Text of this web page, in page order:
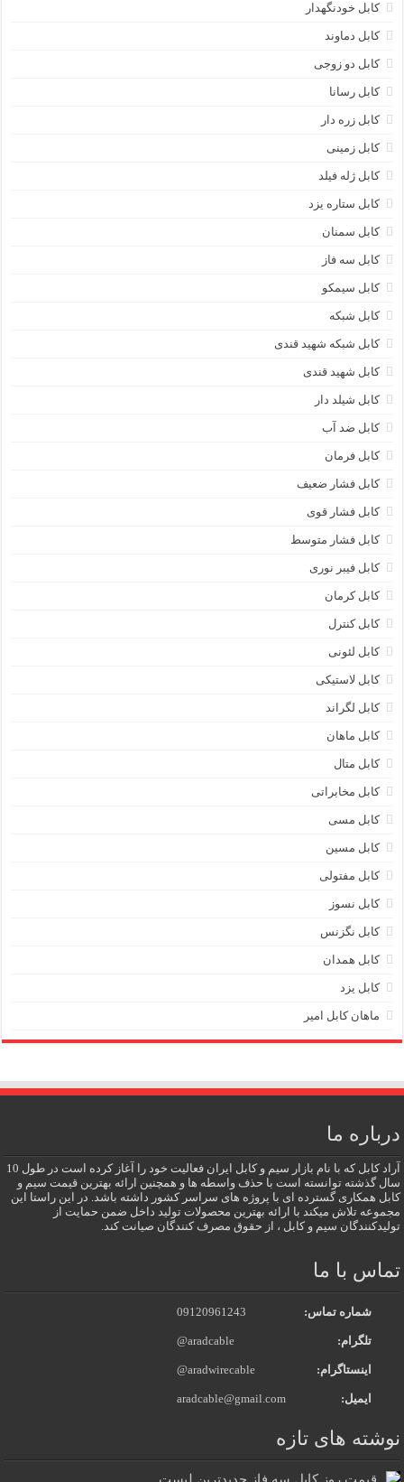
کابل خودنگهدار
کابل دماوند
کابل دو زوجی
کابل رسانا
کابل زره دار
کابل زمینی
کابل ژله فیلد
کابل ستاره یزد
کابل سمنان
کابل سه فاز
کابل سیمکو
کابل شبکه
کابل شبکه شهید قندی
کابل شهید قندی
کابل شیلد دار
کابل ضد آب
کابل فرمان
کابل فشار ضعیف
کابل فشار قوی
کابل فشار متوسط
کابل فیبر نوری
کابل کرمان
کابل کنترل
کابل لئونی
کابل لاستیکی
کابل لگراند
کابل ماهان
کابل متال
کابل مخابراتی
کابل مسی
کابل مسین
کابل مفتولی
کابل نسوز
کابل نگزنس
کابل همدان
کابل یزد
ماهان کابل امیر
درباره ما
آراد کابل که با نام بازار سیم و کابل ایران فعالیت خود را آغاز کرده است در طول 10
سال گذشته توانسته است با حذف واسطه ها و همچنین ارائه بهترین قیمت سیم و
کابل همکاری گسترده ای با پروژه های سراسر کشور داشته باشد. در این راستا این
مجموعه تلاش میکند با ارائه بهترین محصولات تولید داخل ضمن حمایت از
تولیدکنندگان سیم و کابل ، از حقوق مصرف کنندگان صیانت کند.
تماس با ما
شماره تماس: 09120961243
تلگرام: @aradcable
اینستاگرام: @aradwirecable
ایمیل: aradcable@gmail.com
نوشته های تازه